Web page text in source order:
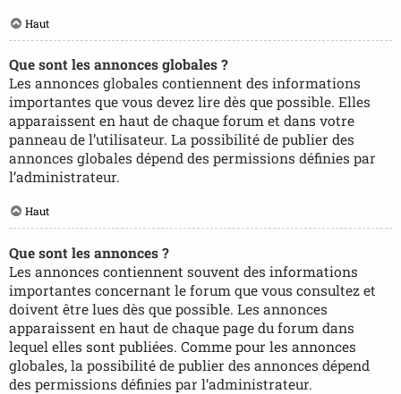
Haut
Que sont les annonces globales ?
Les annonces globales contiennent des informations
importantes que vous devez lire dès que possible. Elles
apparaissent en haut de chaque forum et dans votre
panneau de l’utilisateur. La possibilité de publier des
annonces globales dépend des permissions définies par
l’administrateur.
Haut
Que sont les annonces ?
Les annonces contiennent souvent des informations
importantes concernant le forum que vous consultez et
doivent être lues dès que possible. Les annonces
apparaissent en haut de chaque page du forum dans
lequel elles sont publiées. Comme pour les annonces
globales, la possibilité de publier des annonces dépend
des permissions définies par l’administrateur.